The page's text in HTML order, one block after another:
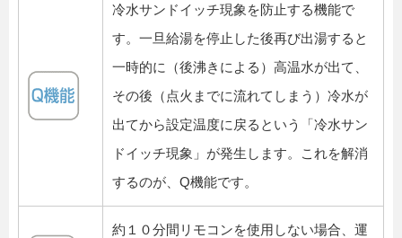
冷水サンドイッチ現象を防止する機能で
す。一旦給湯を停止した後再び出湯すると
一時的に（後沸きによる）高温水が出て、
その後（点火までに流れてしまう）冷水が
出てから設定温度に戻るという「冷水サン
ドイッチ現象」が発生します。これを解消
するのが、Q機能です。
約１０分間リモコンを使用しない場合、運